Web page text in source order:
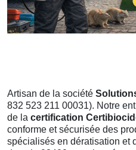
Artisan de la société
832 523 211 00031). Notre
de la certification
conforme et sécurisée des
spécialisés en dératisation et